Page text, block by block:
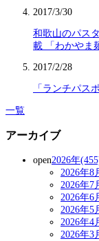
2017/3/30
和歌山のパス
載 「わかやま
2017/2/28
「ランチパス
一覧
アーカイブ
open2026年
2026年8
2026年7
2026年6
2026年5
2026年4
2026年3